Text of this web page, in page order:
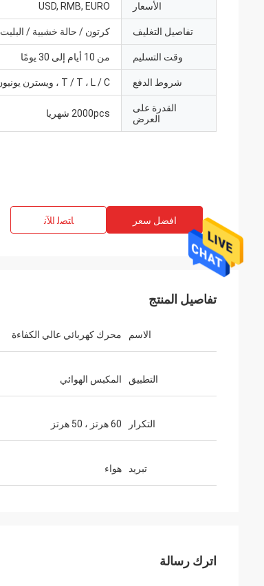
الأسعار USD, RMB, EURO
تفاصيل التغليف كرتون / حالة خشبية / البليت
وقت التسليم من 10 أيام إلى 30 يومًا
شروط الدفع T / T ، L / C ، ويسترن يونيون ، موني جرام
القدرة على
العرض
2000pcs شهريا
افضل سعر ﺎﺘﺼﻟ ﺍﻶﻧ
تفاصيل المنتج
الاسم محرك كهربائي عالي الكفاءة
التطبيق المكبس الهوائي
التكرار 60 هرتز ، 50 هرتز
تبريد هواء
اترك رسالة